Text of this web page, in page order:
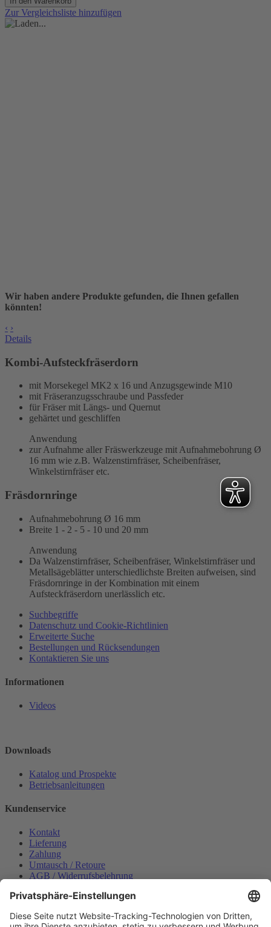
Zur Vergleichsliste hinzufügen
Wir haben andere Produkte gefunden, die Ihnen gefallen
könnten!
‹ ›
Details
Kombi-Aufsteckfräserdorn
mit Morsekegel MK2 x 16 und Anzugsgewinde M10
mit Fräseranzugsschraube und Passfeder
für Fräser mit Längs- und Quernut
gehärtet und geschliffen
Anwendung
zur Aufnahme aller Fräswerkzeuge mit Aufnahmebohrung Ø
16 mm wie z.B. Walzenstirnfräser, Scheibenfräser,
Winkelstirnfräser etc.
Fräsdornringe
Aufnahmebohrung Ø 16 mm
Breite 1 - 2 - 5 - 10 und 20 mm
Anwendung
Da Walzenstirnfräser, Scheibenfräser, Winkelstirnfräser und
Metallsägeblätter unterschiedlichste Breiten aufweisen, sind
Fräsdornringe in der Kombination mit einem
Aufsteckfräserdorn unerlässlich etc.
Suchbegriffe
Datenschutz und Cookie-Richtlinien
Erweiterte Suche
Bestellungen und Rücksendungen
Kontaktieren Sie uns
Informationen
Videos
Downloads
Katalog und Prospekte
Betriebsanleitungen
Kundenservice
Kontakt
Lieferung
Zahlung
Umtausch / Retoure
AGB / Widerrufsbelehrung
Datenschutzerklärung
Bestellung widerrufen